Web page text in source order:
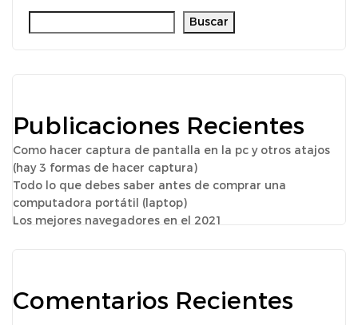
Buscar
Publicaciones Recientes
Como hacer captura de pantalla en la pc y otros atajos
(hay 3 formas de hacer captura)
Todo lo que debes saber antes de comprar una
computadora portátil (laptop)
Los mejores navegadores en el 2021
Comentarios Recientes